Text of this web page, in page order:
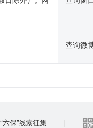
查询微
六保”线索征集